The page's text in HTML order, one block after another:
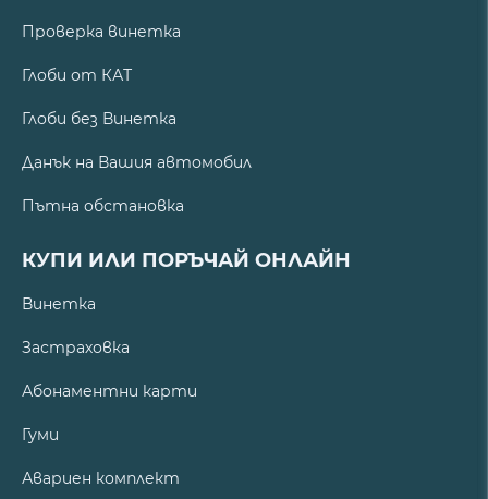
Проверка винетка
Глоби от КАТ
Глоби без Винетка
Данък на Вашия автомобил
Пътна обстановка
КУПИ ИЛИ ПОРЪЧАЙ ОНЛАЙН
Винетка
Застраховка
Абонаментни карти
Гуми
Авариен комплект